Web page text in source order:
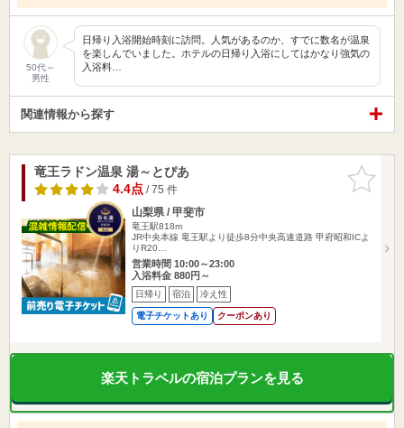
50代～
男性
日帰り入浴開始時刻に訪問。人気があるのか、すでに数名が温泉
を楽しんでいました。ホテルの日帰り入浴にしてはかなり強気の
入浴料…
関連情報から探す
お気に入
りに追加
竜王ラドン温泉 湯～とぴあ
4.4点/ 75 件
山梨県 / 甲斐市
竜王駅818m
JR中央本線 竜王駅より徒歩8分中央高速道路 甲府昭和ICよ
りR20…
営業時間 10:00～23:00
入浴料金 880円～
日帰り 宿泊 冷え性
電子チケットあり クーポンあり
楽天トラベルの宿泊プランを見る